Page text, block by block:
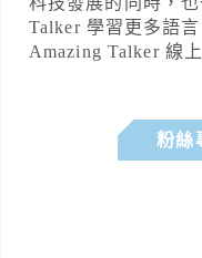
Talker 學習更多語言
Amazing Talker 線上
粉絲